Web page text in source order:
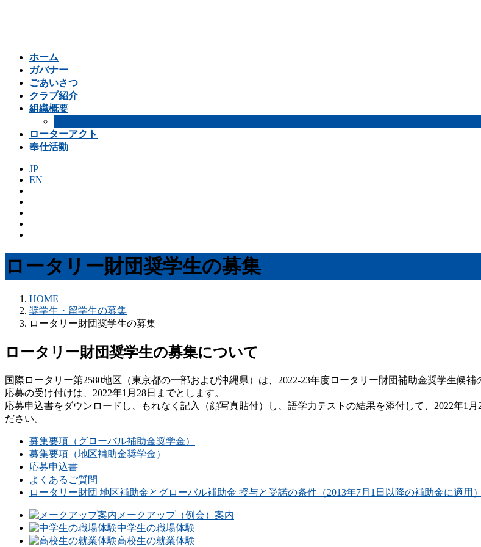
ホーム
ガバナー
ごあいさつ
クラブ紹介
組織概要
ローターアクト
奉仕活動
JP
EN
ロータリー財団奨学生の募集
HOME
奨学生・留学生の募集
ロータリー財団奨学生の募集
ロータリー財団奨学生の募集について
国際ロータリー第2580地区（東京都の一部および沖縄県）は、2022-23年度ロータリー財団補助金奨学生候
応募の受け付けは、2022年1月28日までとします。
応募申込書をダウンロードし、もれなく記入（顔写真貼付）し、語学力テストの結果を添付して、2022年1
ださい。
募集要項（グローバル補助金奨学金）
募集要項（地区補助金奨学金）
応募申込書
よくあるご質問
ロータリー財団 地区補助金とグローバル補助金 授与と受諾の条件（2013年7月1日以降の補助金に適用）
メークアップ（例会）案内
中学生の職場体験
高校生の就業体験